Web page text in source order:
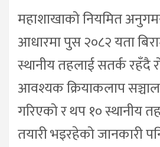
महाशाखाको नियमित
आधारमा पुस २०८२ यता
स्थानीय तहलाई सतर्क रहँदै
आवश्यक क्रियाकलाप
गरिएको र थप १० स्थानीय
तयारी भइरहेको जानकारी